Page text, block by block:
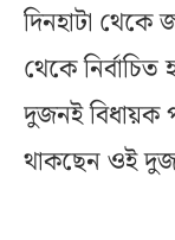
দিনহাটা থেকে
থেকে
দুজনই বিধায়ক
থাকছেন ওই